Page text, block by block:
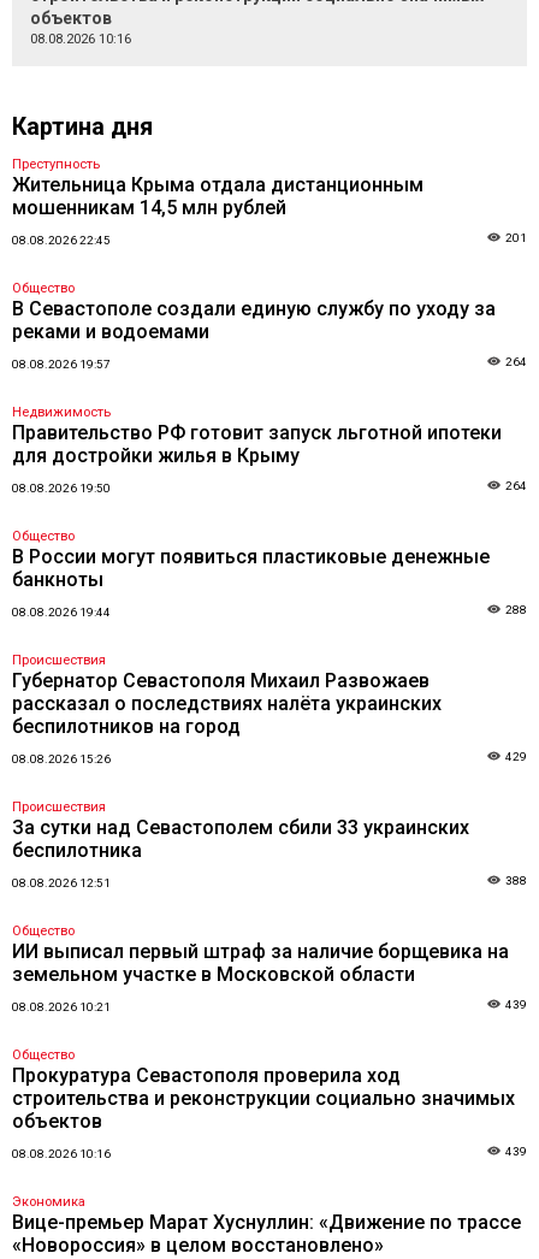
объектов
08.08.2026 10:16
Картина дня
Преступность
Жительница Крыма отдала дистанционным
мошенникам 14,5 млн рублей
08.08.2026 22:45 201
Общество
В Севастополе создали единую службу по уходу за
реками и водоемами
08.08.2026 19:57 264
Недвижимость
Правительство РФ готовит запуск льготной ипотеки
для достройки жилья в Крыму
08.08.2026 19:50 264
Общество
В России могут появиться пластиковые денежные
банкноты
08.08.2026 19:44 288
Происшествия
Губернатор Севастополя Михаил Развожаев
рассказал о последствиях налёта украинских
беспилотников на город
08.08.2026 15:26 429
Происшествия
За сутки над Севастополем сбили 33 украинских
беспилотника
08.08.2026 12:51 388
Общество
ИИ выписал первый штраф за наличие борщевика на
земельном участке в Московской области
08.08.2026 10:21 439
Общество
Прокуратура Севастополя проверила ход
строительства и реконструкции социально значимых
объектов
08.08.2026 10:16 439
Экономика
Вице-премьер Марат Хуснуллин: «Движение по трассе
«Новороссия» в целом восстановлено»